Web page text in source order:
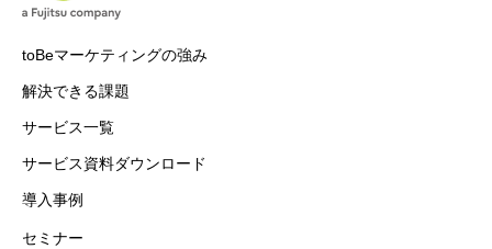
toBeマーケティングの強み
解決できる課題
サービス一覧
サービス資料ダウンロード
導入事例
セミナー